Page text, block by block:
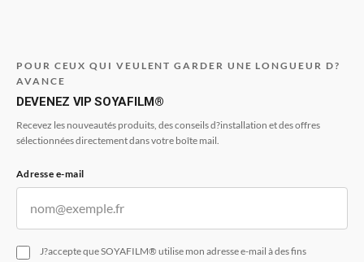
POUR CEUX QUI VEULENT GARDER UNE LONGUEUR D?
AVANCE
DEVENEZ VIP SOYAFILM®
Recevez les nouveautés produits, des conseils d?installation et des offres
sélectionnées directement dans votre boîte mail.
Adresse e-mail
J?accepte que SOYAFILM® utilise mon adresse e-mail à des fins